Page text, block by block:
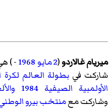
ميريام غالاردو(2 مايو 1968
- )
شاركت فيبطولة العالم لكرة
الأولمبية الصيفية 1984
وشاركت معمنتخب بيرو